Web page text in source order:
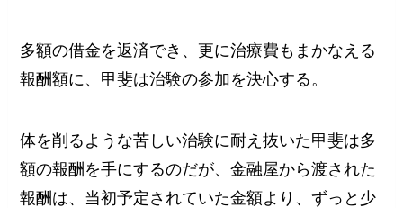
多額の借金を返済でき、更に治療費もまかなえる
報酬額に、甲斐は治験の参加を決心する。
体を削るような苦しい治験に耐え抜いた甲斐は多
額の報酬を手にするのだが、金融屋から渡された
報酬は、当初予定されていた金額より、ずっと少